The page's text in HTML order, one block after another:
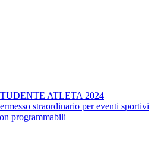
ATLETA 2024
straordinario per eventi sportivi
programmabili